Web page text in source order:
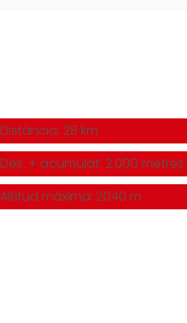
Distància: 28 km
Des. + acumulat: 2.000 metres
Altitud màxima: 2040 m